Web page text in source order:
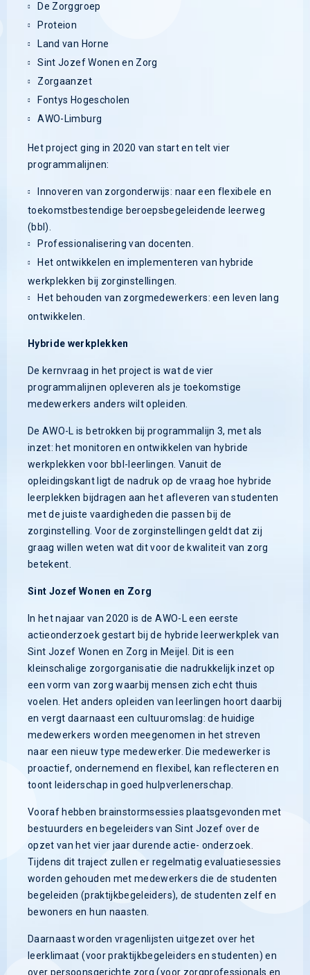
De Zorggroep
Proteion
Land van Horne
Sint Jozef Wonen en Zorg
Zorgaanzet
Fontys Hogescholen
AWO-Limburg
Het project ging in 2020 van start en telt vier
programmalijnen:
Innoveren van zorgonderwijs: naar een flexibele en
toekomstbestendige beroepsbegeleidende leerweg
(bbl).
Professionalisering van docenten.
Het ontwikkelen en implementeren van hybride
werkplekken bij zorginstellingen.
Het behouden van zorgmedewerkers: een leven lang
ontwikkelen.
Hybride werkplekken
De kernvraag in het project is wat de vier
programmalijnen opleveren als je toekomstige
medewerkers anders wilt opleiden.
De AWO-L is betrokken bij programmalijn 3, met als
inzet: het monitoren en ontwikkelen van hybride
werkplekken voor bbl-leerlingen. Vanuit de
opleidingskant ligt de nadruk op de vraag hoe hybride
leerplekken bijdragen aan het afleveren van studenten
met de juiste vaardigheden die passen bij de
zorginstelling. Voor de zorginstellingen geldt dat zij
graag willen weten wat dit voor de kwaliteit van zorg
betekent.
Sint Jozef Wonen en Zorg
In het najaar van 2020 is de AWO-L een eerste
actieonderzoek gestart bij de hybride leerwerkplek van
Sint Jozef Wonen en Zorg in Meijel. Dit is een
kleinschalige zorgorganisatie die nadrukkelijk inzet op
een vorm van zorg waarbij mensen zich echt thuis
voelen. Het anders opleiden van leerlingen hoort daarbij
en vergt daarnaast een cultuuromslag: de huidige
medewerkers worden meegenomen in het streven
naar een nieuw type medewerker. Die medewerker is
proactief, ondernemend en flexibel, kan reflecteren en
toont leiderschap in goed hulpverlenerschap.
Vooraf hebben brainstormsessies plaatsgevonden met
bestuurders en begeleiders van Sint Jozef over de
opzet van het vier jaar durende actie- onderzoek.
Tijdens dit traject zullen er regelmatig evaluatiesessies
worden gehouden met medewerkers die de studenten
begeleiden (praktijkbegeleiders), de studenten zelf en
bewoners en hun naasten.
Daarnaast worden vragenlijsten uitgezet over het
leerklimaat (voor praktijkbegeleiders en studenten) en
over persoonsgerichte zorg (voor zorgprofessionals en